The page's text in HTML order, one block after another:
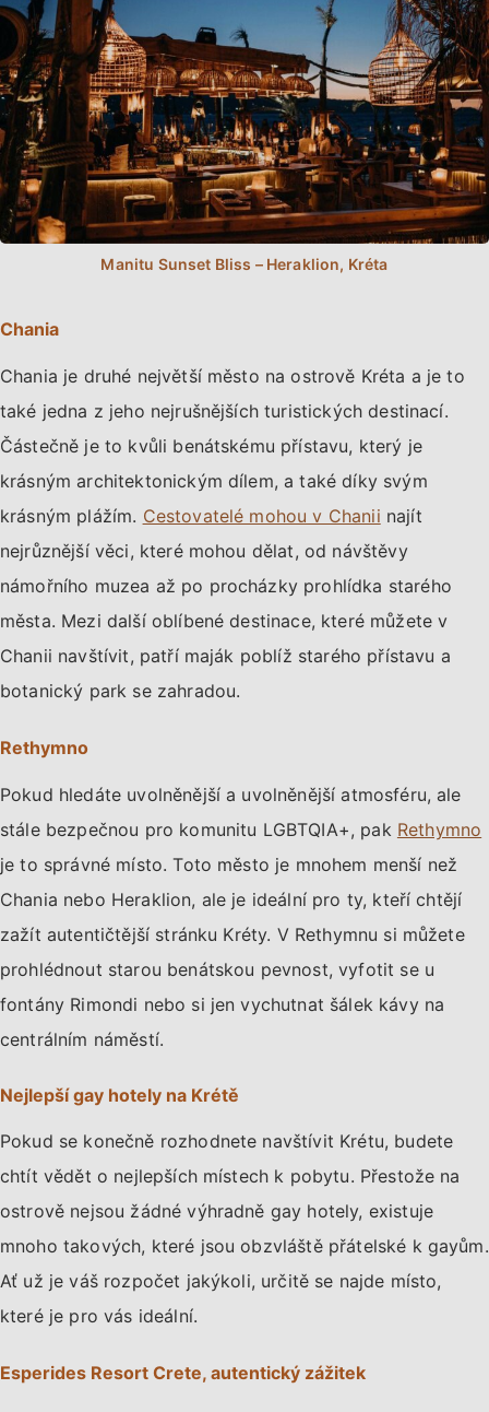
Chania
Chania je druhé největší město na ostrově Kréta a je to
také jedna z jeho nejrušnějších turistických destinací.
Částečně je to kvůli benátskému přístavu, který je
krásným architektonickým dílem, a také díky svým
krásným plážím. Cestovatelé mohou v Chanii najít
nejrůznější věci, které mohou dělat, od návštěvy
námořního muzea až po procházky prohlídka starého
města. Mezi další oblíbené destinace, které můžete v
Chanii navštívit, patří maják poblíž starého přístavu a
botanický park se zahradou.
Rethymno
Pokud hledáte uvolněnější a uvolněnější atmosféru, ale
stále bezpečnou pro komunitu LGBTQIA+, pak Rethymno
je to správné místo. Toto město je mnohem menší než
Chania nebo Heraklion, ale je ideální pro ty, kteří chtějí
zažít autentičtější stránku Kréty. V Rethymnu si můžete
prohlédnout starou benátskou pevnost, vyfotit se u
fontány Rimondi nebo si jen vychutnat šálek kávy na
centrálním náměstí.
Nejlepší gay hotely na Krétě
Pokud se konečně rozhodnete navštívit Krétu, budete
chtít vědět o nejlepších místech k pobytu. Přestože na
ostrově nejsou žádné výhradně gay hotely, existuje
mnoho takových, které jsou obzvláště přátelské k gayům.
Ať už je váš rozpočet jakýkoli, určitě se najde místo,
které je pro vás ideální.
Esperides Resort Crete, autentický zážitek